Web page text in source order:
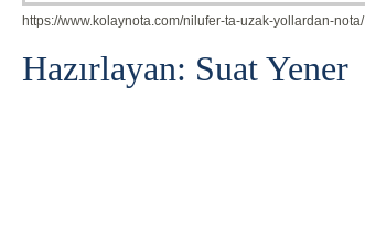
https://www.kolaynota.com/nilufer-ta-uzak-yollardan-nota/
Hazırlayan: Suat Yener